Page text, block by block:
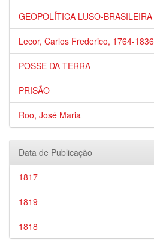
GEOPOLÍTICA LUSO-BRASILEIRA
Lecor, Carlos Frederico, 1764-1836
POSSE DA TERRA
PRISÃO
Roo, José Maria
Data de Publicação
1817
1819
1818